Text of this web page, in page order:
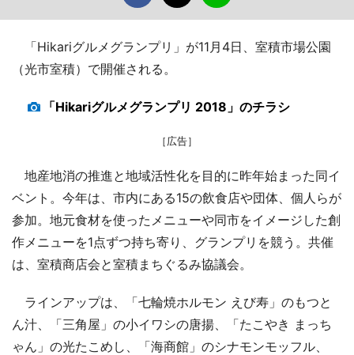
「Hikariグルメグランプリ」が11月4日、室積市場公園
（光市室積）で開催される。
「Hikariグルメグランプリ 2018」のチラシ
［広告］
地産地消の推進と地域活性化を目的に昨年始まった同イ
ベント。今年は、市内にある15の飲食店や団体、個人らが
参加。地元食材を使ったメニューや同市をイメージした創
作メニューを1点ずつ持ち寄り、グランプリを競う。共催
は、室積商店会と室積まちぐるみ協議会。
ラインアップは、「七輪焼ホルモン えび寿」のもつと
ん汁、「三角屋」の小イワシの唐揚、「たこやき まっち
ゃん」の光たこめし、「海商館」のシナモンモッフル、